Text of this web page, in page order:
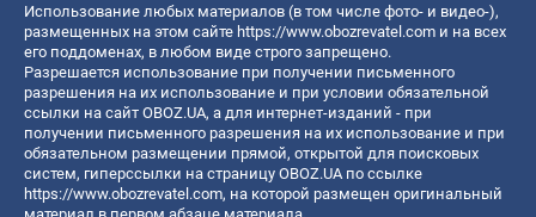
Использование любых материалов (в том числе фото- и видео-),
размещенных на этом сайте https://www.obozrevatel.com и на всех
его поддоменах, в любом виде строго запрещено.
Разрешается использование при получении письменного
разрешения на их использование и при условии обязательной
ссылки на сайт OBOZ.UA, а для интернет-изданий - при
получении письменного разрешения на их использование и при
обязательном размещении прямой, открытой для поисковых
систем, гиперссылки на страницу OBOZ.UA по ссылке
https://www.obozrevatel.com, на которой размещен оригинальный